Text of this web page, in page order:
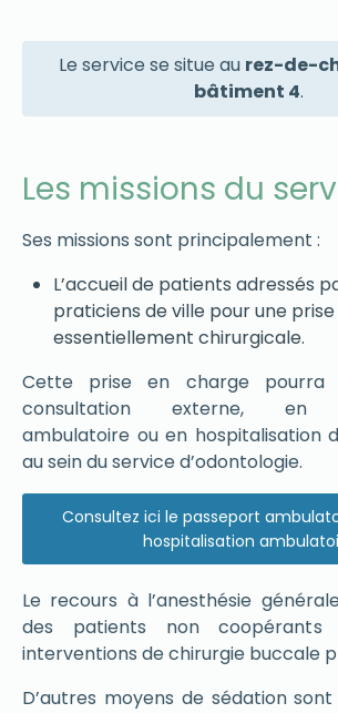
Le service se situe au rez-de-
bâtiment 4.
Les missions du
Ses missions sont principalement :
L’accueil de patients adressés
praticiens de ville pour une
essentiellement chirurgicale.
Cette prise en charge pourra
consultation externe, en
ambulatoire ou en hospitalisation
au sein du service d’odontologie.
Consultez ici le passeport
hospitalisation
Le recours à l’anesthésie
des patients non
interventions de chirurgie buccale
D’autres moyens de sédation